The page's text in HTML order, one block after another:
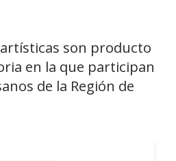
son producto
en la que participan
de la Región de